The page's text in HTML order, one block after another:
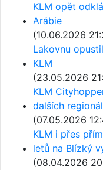
KLM opět
Arábie
(10.06.2026
Lakovnu
KLM
(23.05.2026
KLM
dalších
(07.05.2026
KLM i přes
letů na Blízký
(08.04.2026